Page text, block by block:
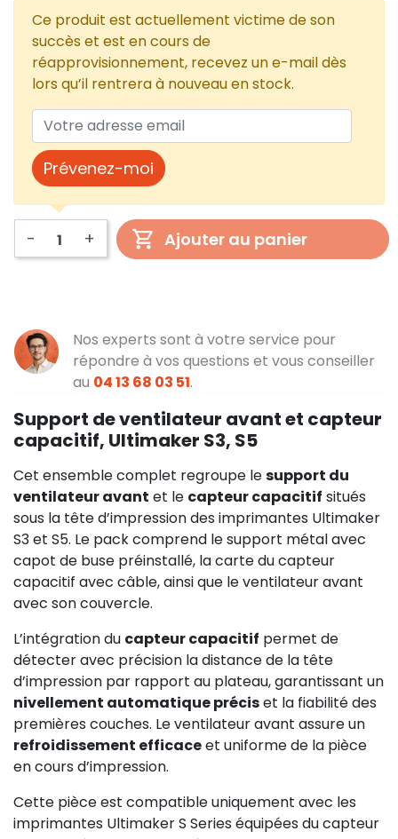
Ce produit est actuellement victime de son
succès et est en cours de
réapprovisionnement, recevez un e-mail dès
lors qu’il rentrera à nouveau en stock.
Prévenez-moi
- + Ajouter au panier
Nos experts sont à votre service pour
répondre à vos questions et vous conseiller
au 04 13 68 03 51.
Support de ventilateur avant et capteur
capacitif, Ultimaker S3, S5
Cet ensemble complet regroupe lesupport du
ventilateur avant et le capteur capacitif situés
sous la tête d’impression des imprimantes Ultimaker
S3 et S5. Le pack comprend le support métal avec
capot de buse préinstallé, la carte du capteur
capacitif avec câble, ainsi que le ventilateur avant
avec son couvercle.
L’intégration du capteur capacitif permet de
détecter avec précision la distance de la tête
d’impression par rapport au plateau, garantissant un
nivellement automatique préciset la fiabilité des
premières couches. Le ventilateur avant assure un
refroidissement efficaceet uniforme de la pièce
en cours d’impression.
Cette pièce est compatible uniquement avec les
imprimantes Ultimaker S Series équipées du capteur